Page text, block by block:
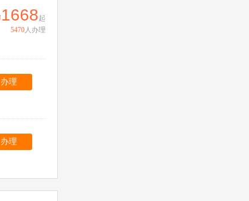
1668起
5470人办理
办理
办理